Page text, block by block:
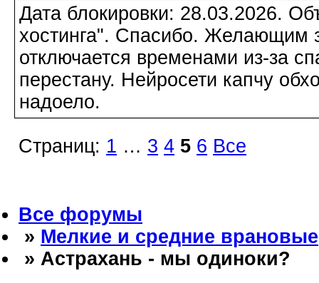
Дата блокировки: 28.03.2026.
хостинга". Спасибо. Желающим
отключается временами из-за
перестану. Нейросети капчу
надоело.
Страниц: 1 … 3 4 5 6 Все
Все форумы
» Мелкие и средние врановые
» Астрахань - мы одиноки?